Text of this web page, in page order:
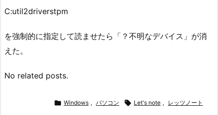
C:util2driverstpm
を強制的に指定して読ませたら「？不明なデバイス」が消
えた。
No related posts.
 Windows , パソコン  Let's note , レッツノート